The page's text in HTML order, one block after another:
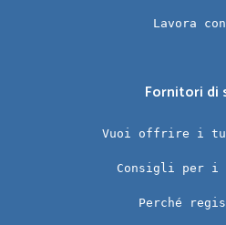
Lavora
Fornitori di
Vuoi offrire i
Consigli per
Perché